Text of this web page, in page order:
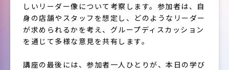
しいリーダー像について考察します。参加者は、自
身の店舗やスタッフを想定し、どのようなリーダー
が求められるかを考え、グループディスカッション
を通じて多様な意見を共有します。
講座の最後には、参加者一人ひとりが、本日の学び